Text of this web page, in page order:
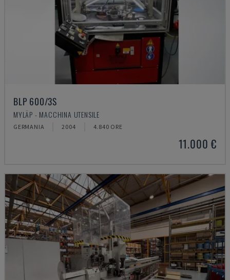
BLP 600/3S
MYLÄP - MACCHINA UTENSILE
GERMANIA 2004 4.840 ORE
11.000 €